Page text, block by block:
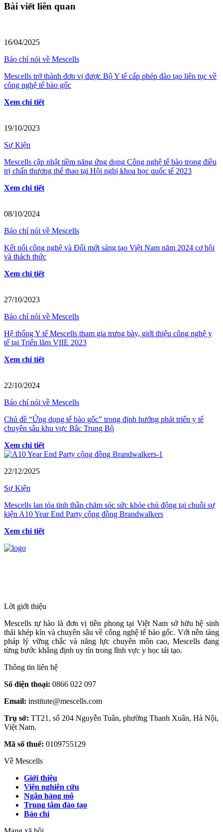
Bài viết liên quan
16/04/2025
Báo chí nói về Mescells
Mescells trở thành đơn vị được Bộ Y tế cấp phép đào tạo liên tục về
công nghệ tế bào gốc
Xem chi tiết
19/10/2023
Sự Kiện
Mescells cập nhật tiềm năng ứng dụng Công nghệ tế bào trong điều
trị chấn thương thể thao tại Hội nghị khoa học quốc tế 2023
Xem chi tiết
08/10/2024
Báo chí nói về Mescells
Kết nối công nghệ và Đổi mới sáng tạo Việt Nam năm 2024 cơ hội
và thách thức
Xem chi tiết
27/10/2023
Báo chí nói về Mescells
Hệ thống Y tế Mescells tham gia trưng bày, giới thiệu công nghệ y
tế tại Triển lãm VIIE 2023
Xem chi tiết
22/10/2024
Báo chí nói về Mescells
Chủ đề “Ứng dụng tế bào gốc” trong định hướng phát triển y tế
chuyên sâu khu vực Bắc Trung Bộ
Xem chi tiết
22/12/2025
Sự Kiện
Mescells lan tỏa tinh thần chăm sóc sức khỏe chủ động tại chuỗi sự
kiện A10 Year End Party cộng đồng Brandwalkers
Xem chi tiết
Lời giới thiệu
Mescells tự hào là đơn vị tiên phong tại Việt Nam sở hữu hệ sinh
thái khép kín và chuyên sâu về công nghệ tế bào gốc. Với nền tảng
pháp lý vững chắc và năng lực chuyên môn cao, Mescells đang
từng bước khẳng định uy tín trong lĩnh vực y học tái tạo.
Thông tin liên hệ
Số điện thoại: 0866 022 097
Email: institute@mescells.com
Trụ sở: TT21, số 204 Nguyễn Tuân, phường Thanh Xuân, Hà Nội,
Việt Nam.
Mã số thuế: 0109755129
Về Mescells
Giới thiệu
Viện nghiên cứu
Ngân hàng mô
Trung tâm đào tạo
Báo chí